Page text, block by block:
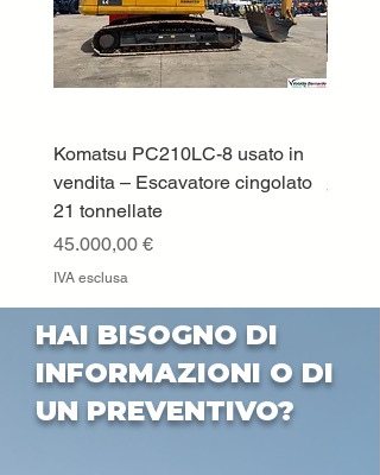
Komatsu PC210LC-8 usato in
vendita – Escavatore cingolato
21 tonnellate
Prezzo
45.000,00 €
IVA esclusa
Prezzo
HAI BISOGNO DI
INFORMAZIONI O DI
UN PREVENTIVO?